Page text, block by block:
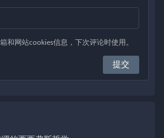
和网站cookies信息，下次评论时使用。